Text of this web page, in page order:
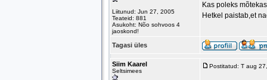
Liitunud: Jun 27, 2005
Teateid: 881
Asukoht: Nõo sohvoos 4
jaoskond!
Kas poleks
Hetkel paistab,et
Tagasi üles
Siim Kaarel
Seltsimees
Postitatud: T aug